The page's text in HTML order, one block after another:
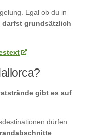
Egal ob du in
darfst grundsätzlich
gibt es auf
dürfen